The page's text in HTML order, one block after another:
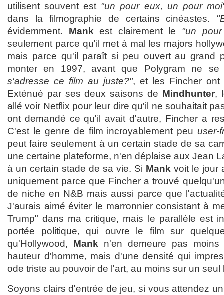
utilisent souvent est "un pour eux, un pour
dans la filmographie de certains cinéastes.
évidemment. Mank est clairement le "un
seulement parce qu'il met à mal les majors
mais parce qu'il paraît si peu ouvert au grand
monter en 1997, avant que Polygram ne
s'adresse ce film au juste?", et les Fincher ont
Exténué par ses deux saisons de Mindhunter,
allé voir Netflix pour leur dire qu'il ne souhaitait
ont demandé ce qu'il avait d'autre, Fincher a
C'est le genre de film incroyablement peuuser-
peut faire seulement à un certain stade de sa
une certaine plateforme, n'en déplaise aux Jean
à un certain stade de sa vie. Si Mank voit le jour
uniquement parce que Fincher a trouvé
de niche en N&B mais aussi parce que
J'aurais aimé éviter le marronnier consistant à
Trump" dans ma critique, mais le parallèle est
portée politique, qui ouvre le film sur
qu'Hollywood, Mank n'en demeure pas
hauteur d'homme, mais d'une densité qui
ode triste au pouvoir de l'art, au moins sur un seul
Soyons clairs d'entrée de jeu, si vous attendez